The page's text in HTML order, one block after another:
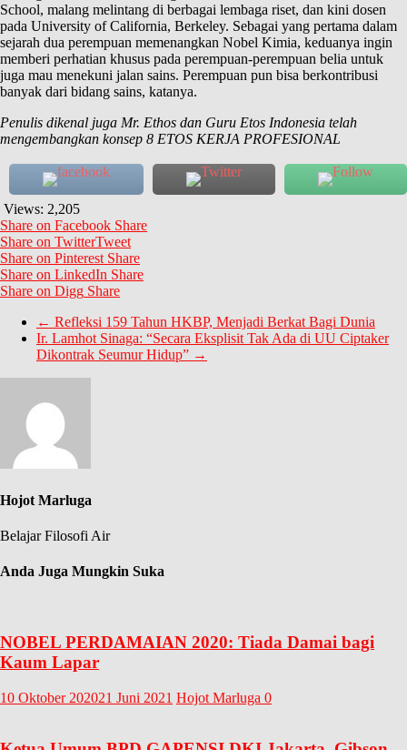
School, malang melintang di berbagai lembaga riset, dan kini dosen
pada University of California, Berkeley. Sebagai yang pertama dalam
sejarah dua perempuan memenangkan Nobel Kimia, keduanya ingin
memberi perhatian khusus pada perempuan-perempuan belia untuk
juga mau menekuni jalan sains. Perempuan pun bisa berkontribusi
banyak dari bidang sains, katanya.
Penulis dikenal juga Mr. Ethos dan Guru Etos Indonesia telah
mengembangkan konsep 8 ETOS KERJA PROFESIONAL
Views: 2,205
Share on Facebook Share
Share on TwitterTweet
Share on Pinterest Share
Share on LinkedIn Share
Share on Digg Share
← Refleksi 159 Tahun HKBP, Menjadi Berkat Bagi Dunia
Ir. Lamhot Sinaga: “Secara Eksplisit Tak Ada di UU Ciptaker
Dikontrak Seumur Hidup” →
Hojot Marluga
Belajar Filosofi Air
Anda Juga Mungkin Suka
NOBEL PERDAMAIAN 2020: Tiada Damai bagi
Kaum Lapar
10 Oktober 202021 Juni 2021 Hojot Marluga 0